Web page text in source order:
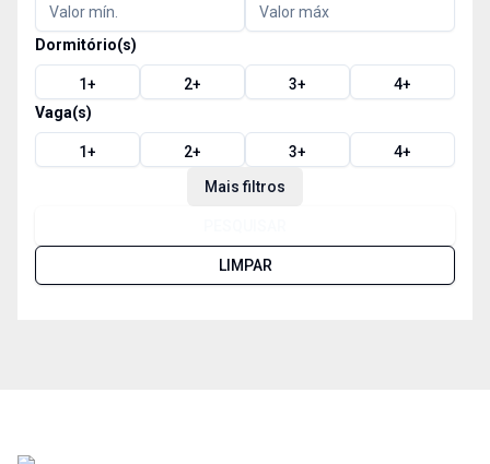
Dormitório(s)
1+ 2+ 3+ 4+
Vaga(s)
1+ 2+ 3+ 4+
Mais filtros
LIMPAR